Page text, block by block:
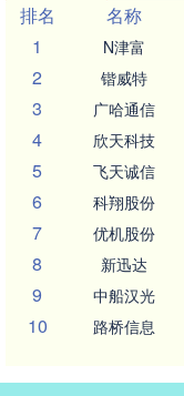
排名
名称
1
N津富
2 锴威特
3 广哈通信
4 欣天科技
5 飞天诚信
6 科翔股份
7 优机股份
8 新迅达
9 中船汉光
10 路桥信息